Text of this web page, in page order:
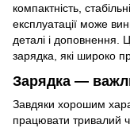
компактність,
експлуатації може
деталі і
зарядка, які широко
Зарядка —
Завдяки хорошим
працювати тривалий